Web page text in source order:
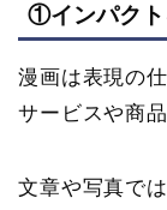
①インパクト
漫画は表現の
サービスや商
文章や写真で